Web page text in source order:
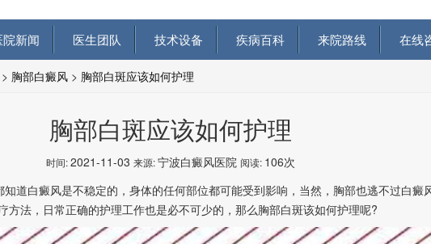
院新闻 医生团队 技术设备 疾病百科 来院路线 在线
> 胸部白癜风 > 胸部白斑应该如何护理
胸部白斑应该如何护理
时间:2021-11-03 来源:宁波白癜风医院 阅读: 106次
知道白癜风是不稳定的，身体的任何部位都可能受到影响，当然，胸部也逃不过白癜
方法，日常正确​​的护理工作也是必不可少的，那么胸部白斑该如何护理呢?